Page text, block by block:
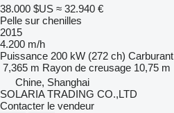
38.000 $US ≈ 32.940 €
Pelle sur chenilles
2015
4.200 m/h
Puissance 200 kW (272 ch) Carburant
7,365 m Rayon de creusage 10,75 m
Chine, Shanghai
SOLARIA TRADING CO.,LTD
Contacter le vendeur